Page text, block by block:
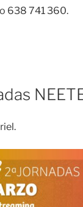
638 741 360.